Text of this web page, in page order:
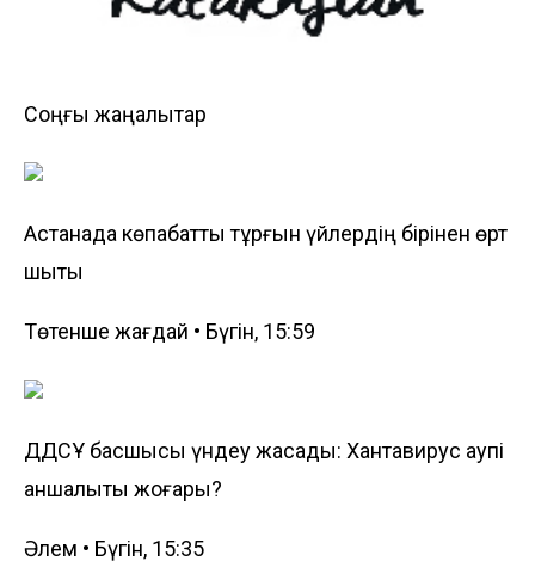
Соңғы жаңалықтар
Астанада көпқабатты тұрғын үйлердің бірінен өрт
шықты
Төтенше жағдай • Бүгін, 15:59
ДДСҰ басшысы үндеу жасады: Хантавирус қаупі
қаншалықты жоғары?
Әлем • Бүгін, 15:35